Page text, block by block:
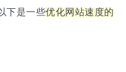
下是一些优化网站速度的